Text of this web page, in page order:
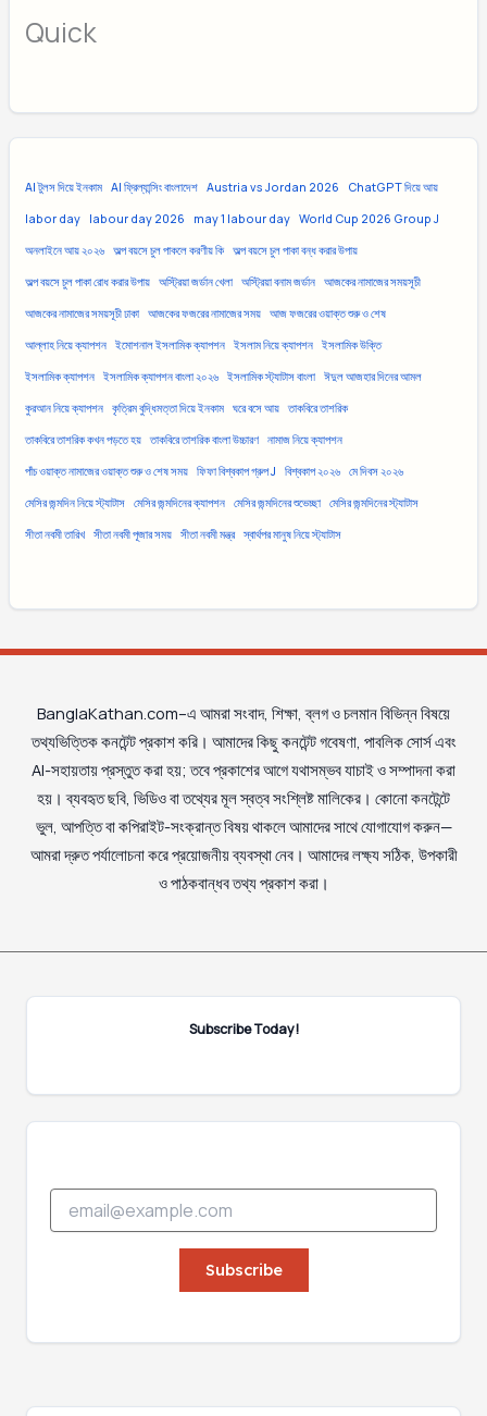
Quick
AI টুলস দিয়ে ইনকাম AI ফ্রিল্যান্সিং বাংলাদেশ Austria vs Jordan 2026 ChatGPT দিয়ে আয়
labor day labour day 2026 may 1 labour day World Cup 2026 Group J
অনলাইনে আয় ২০২৬ অল্প বয়সে চুল পাকলে করণীয় কি অল্প বয়সে চুল পাকা বন্ধ করার উপায়
অল্প বয়সে চুল পাকা রোধ করার উপায় অস্ট্রিয়া জর্ডান খেলা অস্ট্রিয়া বনাম জর্ডান আজকের নামাজের সময়সূচী
আজকের নামাজের সময়সূচী ঢাকা আজকের ফজরের নামাজের সময় আজ ফজরের ওয়াক্ত শুরু ও শেষ
আল্লাহ নিয়ে ক্যাপশন ইমোশনাল ইসলামিক ক্যাপশন ইসলাম নিয়ে ক্যাপশন ইসলামিক উক্তি
ইসলামিক ক্যাপশন ইসলামিক ক্যাপশন বাংলা ২০২৬ ইসলামিক স্ট্যাটাস বাংলা ঈদুল আজহার দিনের আমল
কুরআন নিয়ে ক্যাপশন কৃত্রিম বুদ্ধিমত্তা দিয়ে ইনকাম ঘরে বসে আয় তাকবিরে তাশরিক
তাকবিরে তাশরিক কখন পড়তে হয় তাকবিরে তাশরিক বাংলা উচ্চারণ নামাজ নিয়ে ক্যাপশন
পাঁচ ওয়াক্ত নামাজের ওয়াক্ত শুরু ও শেষ সময় ফিফা বিশ্বকাপ গ্রুপ J বিশ্বকাপ ২০২৬ মে দিবস ২০২৬
মেসির জন্মদিন নিয়ে স্ট্যাটাস মেসির জন্মদিনের ক্যাপশন মেসির জন্মদিনের শুভেচ্ছা মেসির জন্মদিনের স্ট্যাটাস
সীতা নবমী তারিখ সীতা নবমী পূজার সময় সীতা নবমী মন্ত্র স্বার্থপর মানুষ নিয়ে স্ট্যাটাস
BanglaKathan.com–এ আমরা সংবাদ, শিক্ষা, ব্লগ ও চলমান বিভিন্ন বিষয়ে
তথ্যভিত্তিক কনটেন্ট প্রকাশ করি। আমাদের কিছু কনটেন্ট গবেষণা, পাবলিক সোর্স এবং
AI-সহায়তায় প্রস্তুত করা হয়; তবে প্রকাশের আগে যথাসম্ভব যাচাই ও সম্পাদনা করা
হয়। ব্যবহৃত ছবি, ভিডিও বা তথ্যের মূল স্বত্ব সংশ্লিষ্ট মালিকের। কোনো কনটেন্টে
ভুল, আপত্তি বা কপিরাইট-সংক্রান্ত বিষয় থাকলে আমাদের সাথে যোগাযোগ করুন—
আমরা দ্রুত পর্যালোচনা করে প্রয়োজনীয় ব্যবস্থা নেব। আমাদের লক্ষ্য সঠিক, উপকারী
ও পাঠকবান্ধব তথ্য প্রকাশ করা।
Subscribe Today!
a
i
l
*
E
Subscribe